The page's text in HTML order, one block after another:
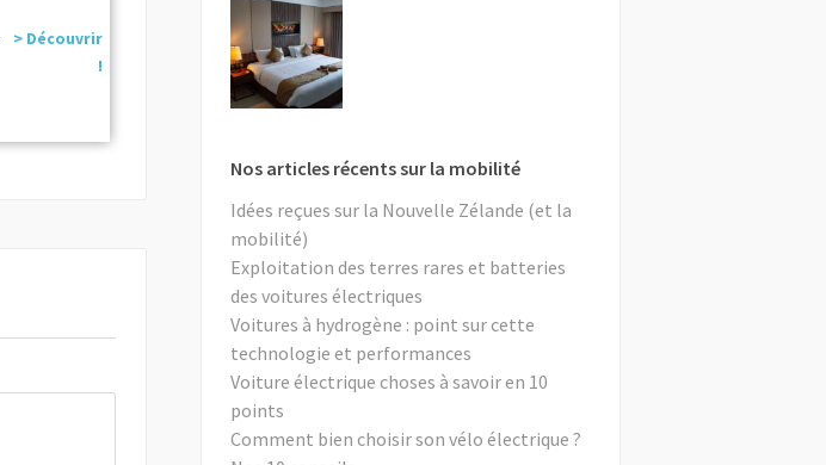
> Découvrir
!
Nos articles récents sur la mobilité
Idées reçues sur la Nouvelle Zélande (et la
mobilité)
Exploitation des terres rares et batteries
des voitures électriques
Voitures à hydrogène : point sur cette
technologie et performances
Voiture électrique choses à savoir en 10
points
Comment bien choisir son vélo électrique ?